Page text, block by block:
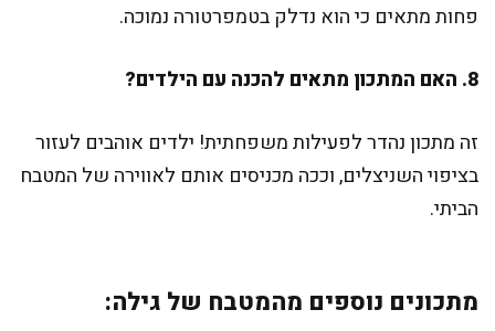
פחות מתאים כי הוא נדלק בטמפרטורה נמוכה.
8. האם המתכון מתאים להכנה עם הילדים?
זה מתכון נהדר לפעילות משפחתית! ילדים אוהבים לעזור
בציפוי השניצלים, וככה מכניסים אותם לאווירה של המטבח
הביתי.
מתכונים נוספים מהמטבח של גילה: